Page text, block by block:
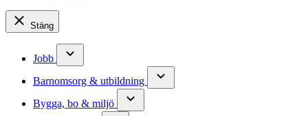
Stäng
Jobb
Barnomsorg & utbildning
Bygga, bo & miljö